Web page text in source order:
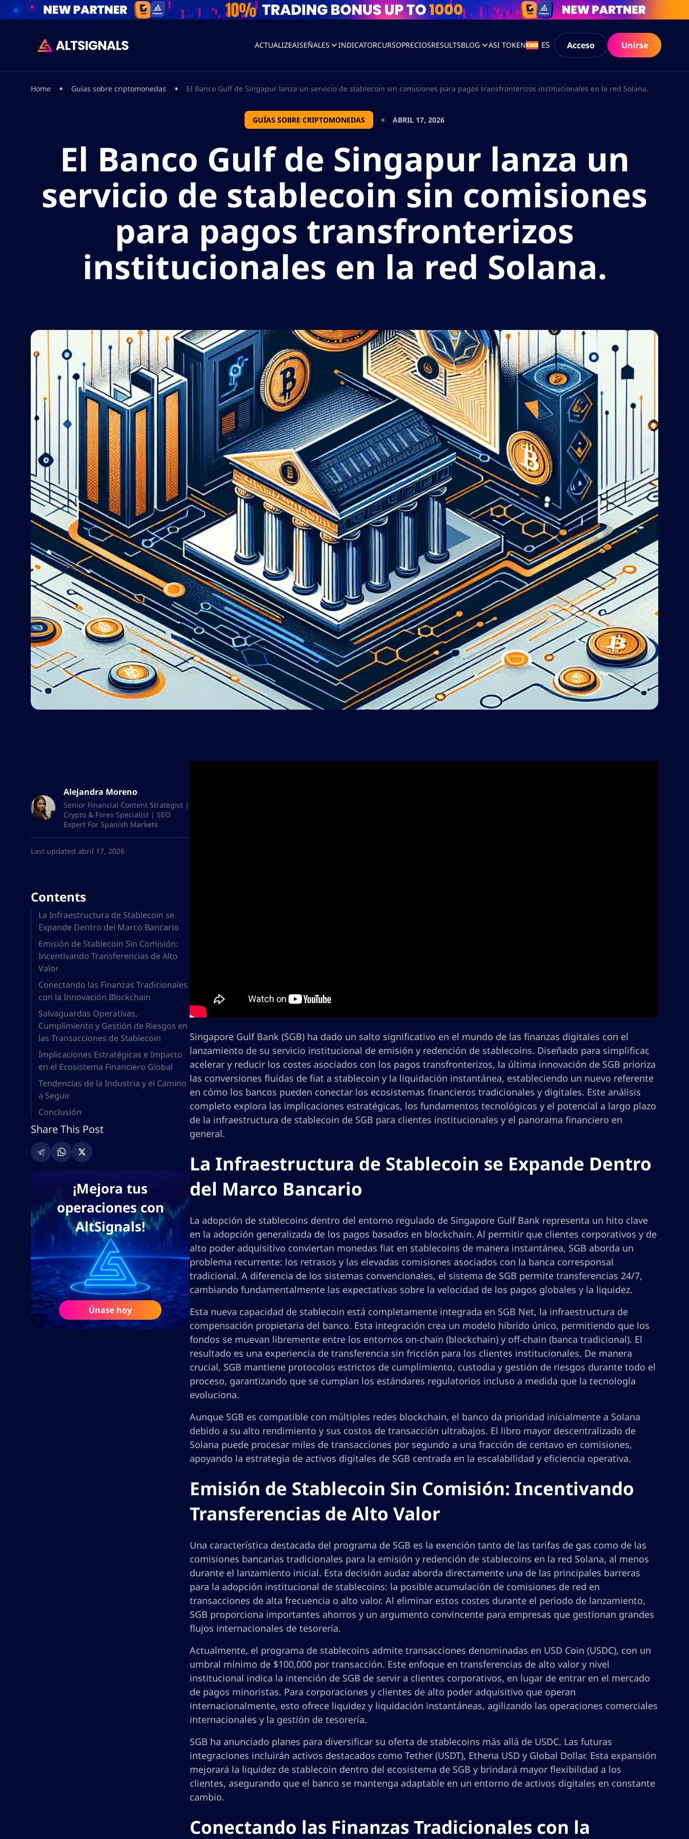
ACTUALIZEAISEÑALES INDICATORCURSOPRECIOSRESULTSBLOG ASI TOKEN ES Acceso Unirse
Home • Guías sobre criptomonedas • El Banco Gulf de Singapur lanza un servicio de stablecoin sin comisiones para pagos transfronterizos institucionales en la red Solana.
GUÍAS SOBRE CRIPTOMONEDAS ABRIL 17, 2026
El Banco Gulf de Singapur lanza un
servicio de stablecoin sin comisiones
para pagos transfronterizos
institucionales en la red Solana.
Alejandra Moreno
Senior Financial Content Strategist |
Crypto & Forex Specialist | SEO
Expert For Spanish Markets
Last updated abril 17, 2026
Contents
La Infraestructura de Stablecoin se
Expande Dentro del Marco Bancario
Emisión de Stablecoin Sin Comisión:
Incentivando Transferencias de Alto
Valor
Conectando las Finanzas Tradicionales
con la Innovación Blockchain
Salvaguardas Operativas,
Cumplimiento y Gestión de Riesgos en
las Transacciones de Stablecoin
Implicaciones Estratégicas e Impacto
en el Ecosistema Financiero Global
Tendencias de la Industria y el Camino
a Seguir
Conclusión
Share This Post
¡Mejora tus
operaciones con
AltSignals!
Únase hoy
Singapore Gulf Bank (SGB) ha dado un salto significativo en el mundo de las finanzas digitales con el
lanzamiento de su servicio institucional de emisión y redención de stablecoins. Diseñado para simplificar,
acelerar y reducir los costes asociados con los pagos transfronterizos, la última innovación de SGB prioriza
las conversiones fluídas de fiat a stablecoin y la liquidación instantánea, estableciendo un nuevo referente
en cómo los bancos pueden conectar los ecosistemas financieros tradicionales y digitales. Este análisis
completo explora las implicaciones estratégicas, los fundamentos tecnológicos y el potencial a largo plazo
de la infraestructura de stablecoin de SGB para clientes institucionales y el panorama financiero en
general.
La Infraestructura de Stablecoin se Expande Dentro
del Marco Bancario
La adopción de stablecoins dentro del entorno regulado de Singapore Gulf Bank representa un hito clave
en la adopción generalizada de los pagos basados en blockchain. Al permitir que clientes corporativos y de
alto poder adquisitivo conviertan monedas fiat en stablecoins de manera instantánea, SGB aborda un
problema recurrente: los retrasos y las elevadas comisiones asociados con la banca corresponsal
tradicional. A diferencia de los sistemas convencionales, el sistema de SGB permite transferencias 24/7,
cambiando fundamentalmente las expectativas sobre la velocidad de los pagos globales y la liquidez.
Esta nueva capacidad de stablecoin está completamente integrada en SGB Net, la infraestructura de
compensación propietaria del banco. Esta integración crea un modelo híbrido único, permitiendo que los
fondos se muevan libremente entre los entornos on-chain (blockchain) y off-chain (banca tradicional). El
resultado es una experiencia de transferencia sin fricción para los clientes institucionales. De manera
crucial, SGB mantiene protocolos estrictos de cumplimiento, custodia y gestión de riesgos durante todo el
proceso, garantizando que se cumplan los estándares regulatorios incluso a medida que la tecnología
evoluciona.
Aunque SGB es compatible con múltiples redes blockchain, el banco da prioridad inicialmente a Solana
debido a su alto rendimiento y sus costos de transacción ultrabajos. El libro mayor descentralizado de
Solana puede procesar miles de transacciones por segundo a una fracción de centavo en comisiones,
apoyando la estrategia de activos digitales de SGB centrada en la escalabilidad y eficiencia operativa.
Emisión de Stablecoin Sin Comisión: Incentivando
Transferencias de Alto Valor
Una característica destacada del programa de SGB es la exención tanto de las tarifas de gas como de las
comisiones bancarias tradicionales para la emisión y redención de stablecoins en la red Solana, al menos
durante el lanzamiento inicial. Esta decisión audaz aborda directamente una de las principales barreras
para la adopción institucional de stablecoins: la posible acumulación de comisiones de red en
transacciones de alta frecuencia o alto valor. Al eliminar estos costes durante el periodo de lanzamiento,
SGB proporciona importantes ahorros y un argumento convincente para empresas que gestionan grandes
flujos internacionales de tesorería.
Actualmente, el programa de stablecoins admite transacciones denominadas en USD Coin (USDC), con un
umbral mínimo de $100,000 por transacción. Este enfoque en transferencias de alto valor y nivel
institucional indica la intención de SGB de servir a clientes corporativos, en lugar de entrar en el mercado
de pagos minoristas. Para corporaciones y clientes de alto poder adquisitivo que operan
internacionalmente, esto ofrece liquidez y liquidación instantáneas, agilizando las operaciones comerciales
internacionales y la gestión de tesorería.
SGB ha anunciado planes para diversificar su oferta de stablecoins más allá de USDC. Las futuras
integraciones incluirán activos destacados como Tether (USDT), Ethena USD y Global Dollar. Esta expansión
mejorará la liquidez de stablecoin dentro del ecosistema de SGB y brindará mayor flexibilidad a los
clientes, asegurando que el banco se mantenga adaptable en un entorno de activos digitales en constante
cambio.
Conectando las Finanzas Tradicionales con la